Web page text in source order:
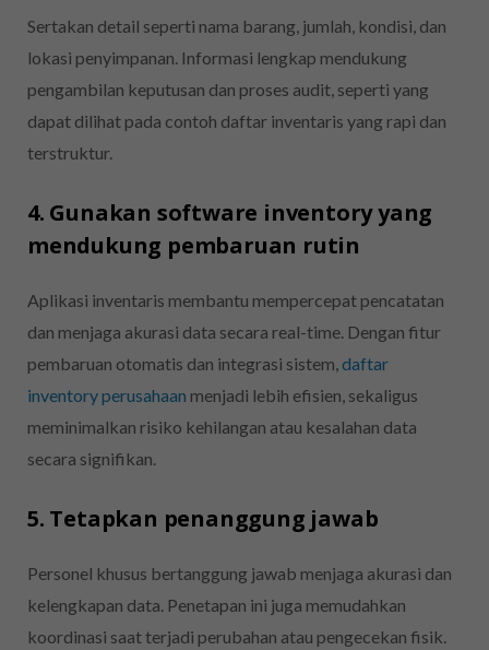
Sertakan detail seperti nama barang, jumlah, kondisi, dan
lokasi penyimpanan. Informasi lengkap mendukung
pengambilan keputusan dan proses audit, seperti yang
dapat dilihat pada contoh daftar inventaris yang rapi dan
terstruktur.
4. Gunakan software inventory yang
mendukung pembaruan rutin
Aplikasi inventaris membantu mempercepat pencatatan
dan menjaga akurasi data secara real-time. Dengan fitur
pembaruan otomatis dan integrasi sistem,daftar
inventory perusahaan menjadi lebih efisien, sekaligus
meminimalkan risiko kehilangan atau kesalahan data
secara signifikan.
5. Tetapkan penanggung jawab
Personel khusus bertanggung jawab menjaga akurasi dan
kelengkapan data. Penetapan ini juga memudahkan
koordinasi saat terjadi perubahan atau pengecekan fisik.